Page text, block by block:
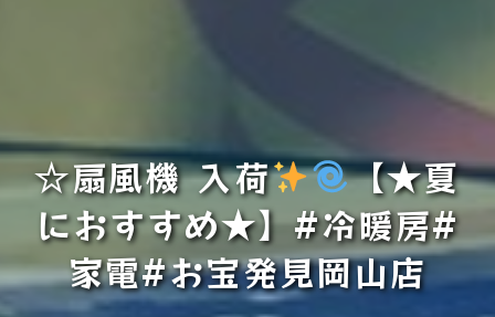
☆扇風機 入荷
【★夏
におすすめ★】#冷暖房#
家電#お宝発見岡山店